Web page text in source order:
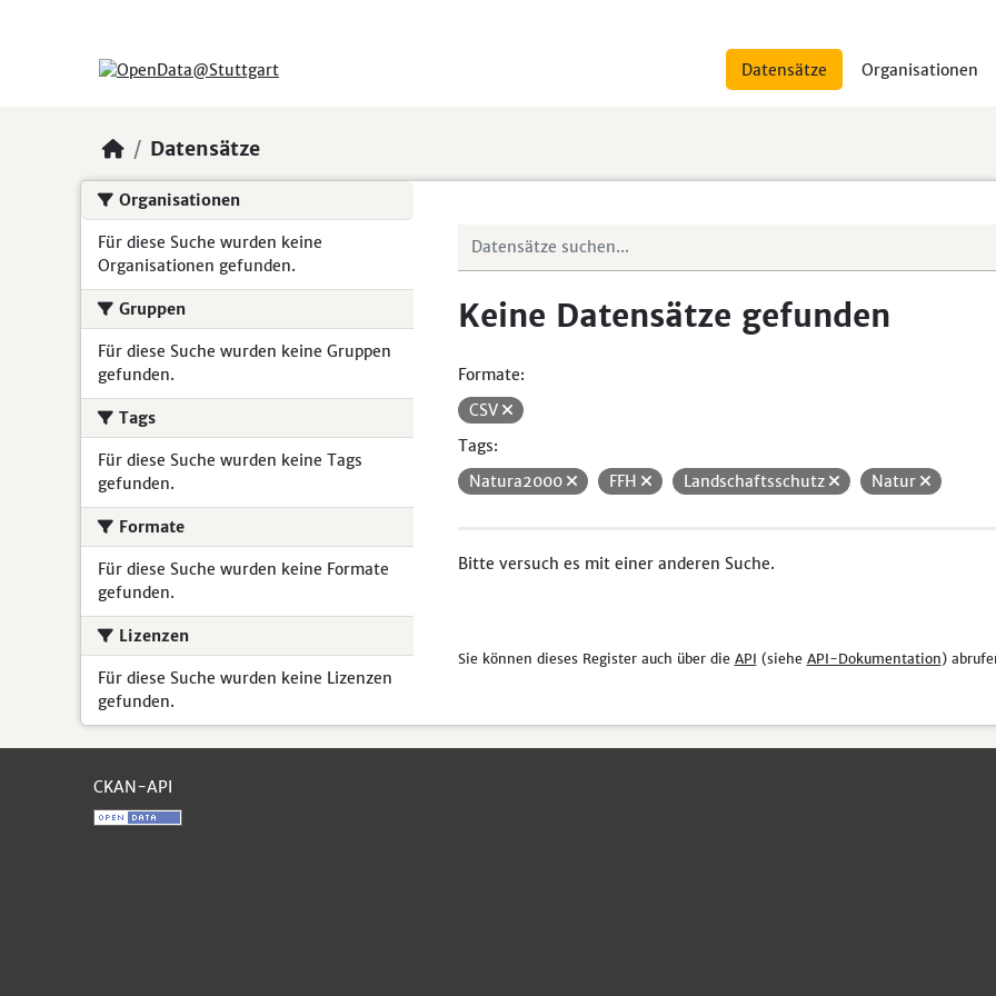
Datensätze Organisationen
Datensätze
Organisationen
Für diese Suche wurden keine
Organisationen gefunden.
Gruppen
Für diese Suche wurden keine Gruppen
gefunden.
Tags
Für diese Suche wurden keine Tags
gefunden.
Formate
Für diese Suche wurden keine Formate
gefunden.
Lizenzen
Für diese Suche wurden keine Lizenzen
gefunden.
Keine Datensätze gefunden
Formate:
CSV
Tags:
Natura2000
FFH Landschaftsschutz Natur
Bitte versuch es mit einer anderen Suche.
Sie können dieses Register auch über die API (siehe API-Dokumentation)
CKAN-API